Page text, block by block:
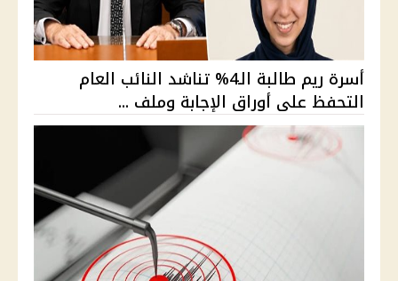
أسرة ريم طالبة الـ4% تناشد النائب العام
التحفظ على أوراق الإجابة وملف ...